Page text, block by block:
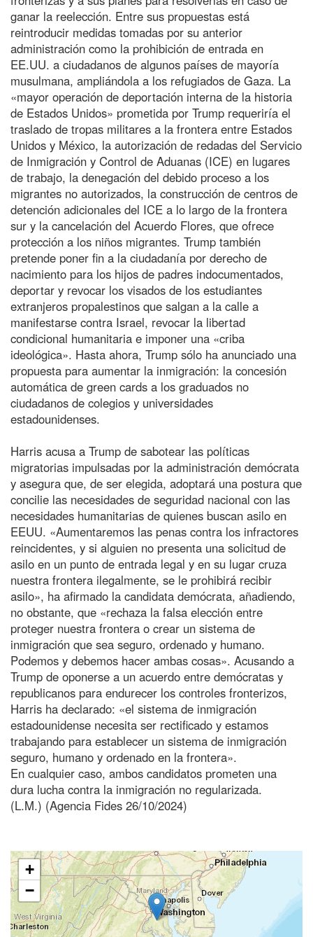
ganar la reelección. Entre sus propuestas está
reintroducir medidas tomadas por su anterior
administración como la prohibición de entrada en
EE.UU. a ciudadanos de algunos países de mayoría
musulmana, ampliándola a los refugiados de Gaza. La
«mayor operación de deportación interna de la historia
de Estados Unidos» prometida por Trump requeriría el
traslado de tropas militares a la frontera entre Estados
Unidos y México, la autorización de redadas del Servicio
de Inmigración y Control de Aduanas (ICE) en lugares
de trabajo, la denegación del debido proceso a los
migrantes no autorizados, la construcción de centros de
detención adicionales del ICE a lo largo de la frontera
sur y la cancelación del Acuerdo Flores, que ofrece
protección a los niños migrantes. Trump también
pretende poner fin a la ciudadanía por derecho de
nacimiento para los hijos de padres indocumentados,
deportar y revocar los visados de los estudiantes
extranjeros propalestinos que salgan a la calle a
manifestarse contra Israel, revocar la libertad
condicional humanitaria e imponer una «criba
ideológica». Hasta ahora, Trump sólo ha anunciado una
propuesta para aumentar la inmigración: la concesión
automática de green cards a los graduados no
ciudadanos de colegios y universidades
estadounidenses.
Harris acusa a Trump de sabotear las políticas
migratorias impulsadas por la administración demócrata
y asegura que, de ser elegida, adoptará una postura que
concilie las necesidades de seguridad nacional con las
necesidades humanitarias de quienes buscan asilo en
EEUU. «Aumentaremos las penas contra los infractores
reincidentes, y si alguien no presenta una solicitud de
asilo en un punto de entrada legal y en su lugar cruza
nuestra frontera ilegalmente, se le prohibirá recibir
asilo», ha afirmado la candidata demócrata, añadiendo,
no obstante, que «rechaza la falsa elección entre
proteger nuestra frontera o crear un sistema de
inmigración que sea seguro, ordenado y humano.
Podemos y debemos hacer ambas cosas». Acusando a
Trump de oponerse a un acuerdo entre demócratas y
republicanos para endurecer los controles fronterizos,
Harris ha declarado: «el sistema de inmigración
estadounidense necesita ser rectificado y estamos
trabajando para establecer un sistema de inmigración
seguro, humano y ordenado en la frontera».
En cualquier caso, ambos candidatos prometen una
dura lucha contra la inmigración no regularizada.
(L.M.) (Agencia Fides 26/10/2024)
+
−